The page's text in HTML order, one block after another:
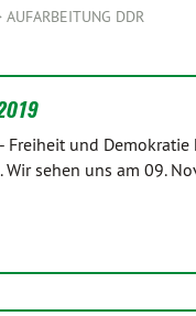
AUFARBEITUNG DDR
- Freiheit und
sehen uns am 09.